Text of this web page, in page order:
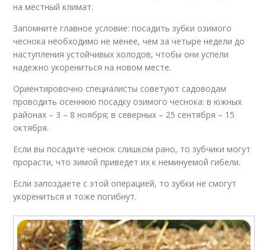
на местный климат.
Запомните главное условие: посадить зубки озимого
чеснока необходимо не менее, чем за четыре недели до
наступления устойчивых холодов, чтобы они успели
надежно укорениться на новом месте.
Ориентировочно специалисты советуют садоводам
проводить осеннюю посадку озимого чеснока: в южных
районах – 3 – 8 ноября; в северных – 25 сентября – 15
октября.
Если вы посадите чеснок слишком рано, то зубчики могут
прорасти, что зимой приведет их к неминуемой гибели.
Если запоздаете с этой операцией, то зубки не смогут
укорениться и тоже погибнут.